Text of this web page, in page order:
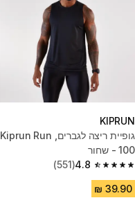
KIPRUN
גופיית ריצה לגברים, Kiprun Run
100 - שחור
4.8
4.8 out of 5 stars from 551 reviews
(551)